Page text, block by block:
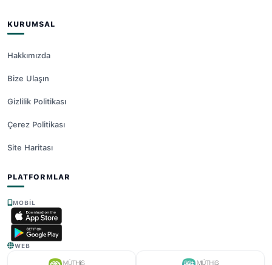
KURUMSAL
Hakkımızda
Bize Ulaşın
Gizlilik Politikası
Çerez Politikası
Site Haritası
PLATFORMLAR
MOBIL
WEB